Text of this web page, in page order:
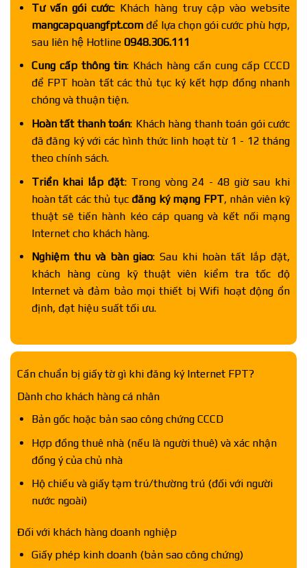
Tư vấn gói cước: Khách hàng truy cập vào website
mangcapquangfpt.comđể lựa chọn gói cước phù hợp,
sau liên hệ Hotline 0948.306.111
Cung cấp thông tin: Khách hàng cần cung cấp CCCD
để FPT hoàn tất các thủ tục ký kết hợp đồng nhanh
chóng và thuận tiện.
Hoàn tất thanh toán: Khách hàng thanh toán gói cước
đã đăng ký với các hình thức linh hoạt từ 1 - 12 tháng
theo chính sách.
Triển khai lắp đặt: Trong vòng 24 - 48 giờ sau khi
hoàn tất các thủ tục đăng ký mạng FPT, nhân viên kỹ
thuật sẽ tiến hành kéo cáp quang và kết nối mạng
Internet cho khách hàng.
Nghiệm thu và bàn giao: Sau khi hoàn tất lắp đặt,
khách hàng cùng kỹ thuật viên kiểm tra tốc độ
Internet và đảm bảo mọi thiết bị Wifi hoạt động ổn
định, đạt hiệu suất tối ưu.
Cần chuẩn bị giấy tờ gì khi đăng ký Internet FPT?
Dành cho khách hàng cá nhân
Bản gốc hoặc bản sao công chứng CCCD
Hợp đồng thuê nhà (nếu là người thuê) và xác nhận
đồng ý của chủ nhà
Hộ chiếu và giấy tạm trú/thường trú (đối với người
nước ngoài)
Đối với khách hàng doanh nghiệp
Giấy phép kinh doanh (bản sao công chứng)